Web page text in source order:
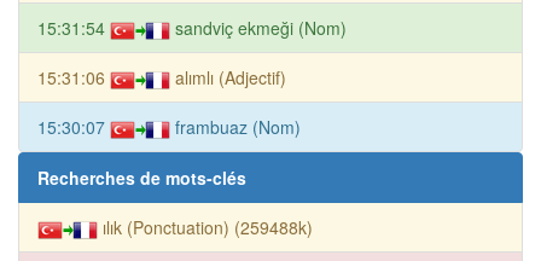
15:31:54 sandviç ekmeği (Nom)
15:31:06 alımlı (Adjectif)
15:30:07 frambuaz (Nom)
Recherches de mots-clés
ılık (Ponctuation) (259488k)